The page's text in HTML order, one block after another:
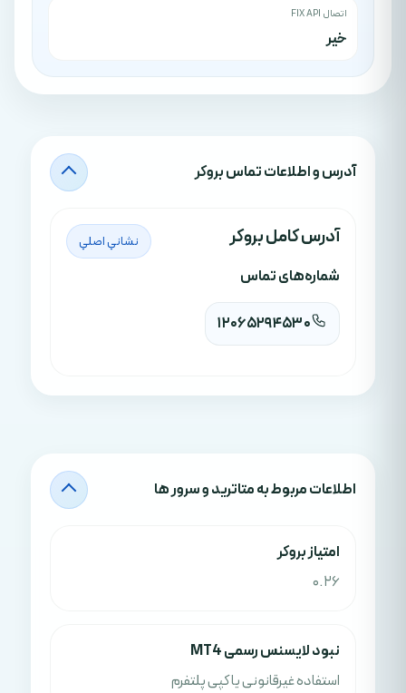
اتصال FIX API
خیر
آدرس‌ و اطلاعات تماس بروکر
آدرس کامل بروکر نشاني اصلي
شماره‌های تماس
12065294530
اطلاعات مربوط به متاترید و سرور ها
امتياز بروکر
0.26
نبود لایسنس رسمی MT4
استفاده غیرقانونی یا کپی پلتفرم